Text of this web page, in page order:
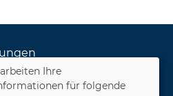
Ihre
für folgende